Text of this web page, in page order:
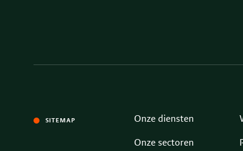
SITEMAP Onze diensten
Onze sectoren